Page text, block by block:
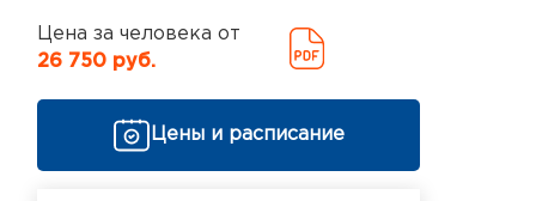
Цена за человека от
26 750 руб.
Цены и расписание